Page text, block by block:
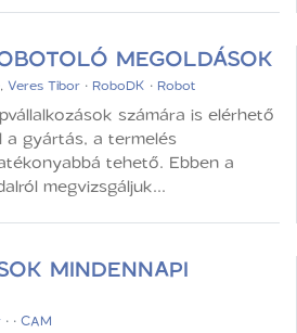
MEGOLDÁSOK
,Veres Tibor · RoboDK · Robot
számára is elérhető
gyártás, a termelés
tehető. Ebben a
megvizsgáljuk...
MINDENNAPI
· ·CAM